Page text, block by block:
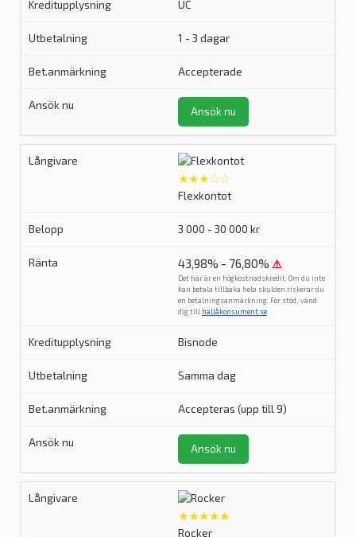
UC
1 - 3 dagar
Accepterade
Ansök nu
★★★☆☆
Flexkontot
3 000 - 30 000 kr
43,98% - 76,80% ⚠
Det här är en högkostnadskredit. Om du inte
kan betala tillbaka hela skulden riskerar du
en betalningsanmärkning. För stöd, vänd
dig till hallåkonsument.se
Bisnode
Samma dag
Accepteras (upp till 9)
Ansök nu
★★★★★
Rocker